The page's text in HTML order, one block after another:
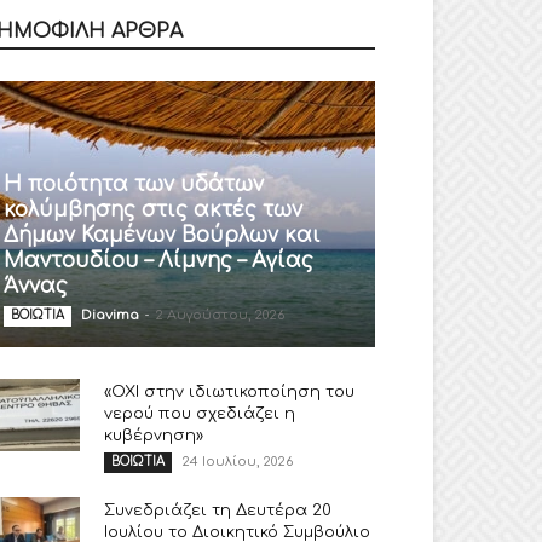
ΑΡΘΡΑ
Η ποιότητα των υδάτων
κολύμβησης στις ακτές των
Δήμων Καμένων Βούρλων και
Μαντουδίου – Λίμνης – Αγίας
Άννας
ΒΟΙΩΤΙΑ Diavima - 2 Αυγούστου, 2026
«ΟΧΙ στην ιδιωτικοποίηση του
νερού που σχεδιάζει η
κυβέρνηση»
ΒΟΙΩΤΙΑ 24 Ιουλίου, 2026
Συνεδριάζει τη Δευτέρα 20
Ιουλίου το Διοικητικό Συμβούλιο